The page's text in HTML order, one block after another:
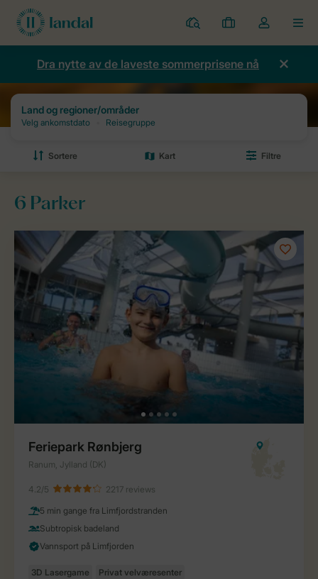
Parker
Mine
bestillinger
Toggle
the
my
dropdown
Dra nytte av de laveste sommerprisene nå